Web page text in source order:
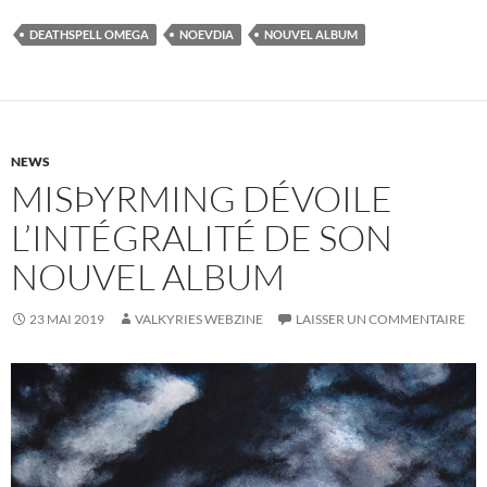
DEATHSPELL OMEGA NOEVDIA NOUVEL ALBUM
NEWS
MISÞYRMING DÉVOILE
L’INTÉGRALITÉ DE SON
NOUVEL ALBUM
23 MAI 2019 VALKYRIES WEBZINE LAISSER UN COMMENTAIRE